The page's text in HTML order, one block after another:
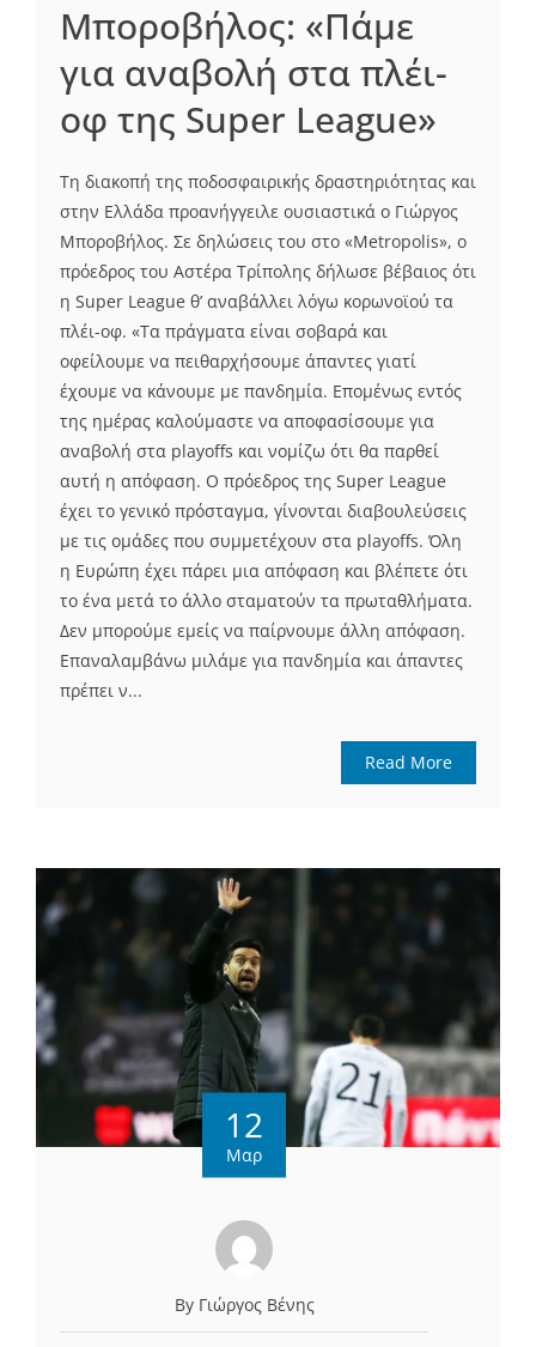
Μποροβήλος: «Πάμε
για αναβολή στα πλέι-
οφ της Super League»
Τη διακοπή της ποδοσφαιρικής δραστηριότητας και
στην Ελλάδα προανήγγειλε ουσιαστικά ο Γιώργος
Μποροβήλος. Σε δηλώσεις του στο «Metropolis», ο
πρόεδρος του Αστέρα Τρίπολης δήλωσε βέβαιος ότι
η Super League θ’ αναβάλλει λόγω κορωνοϊού τα
πλέι-οφ. «Τα πράγματα είναι σοβαρά και
οφείλουμε να πειθαρχήσουμε άπαντες γιατί
έχουμε να κάνουμε με πανδημία. Επομένως εντός
της ημέρας καλούμαστε να αποφασίσουμε για
αναβολή στα playoffs και νομίζω ότι θα παρθεί
αυτή η απόφαση. Ο πρόεδρος της Super League
έχει το γενικό πρόσταγμα, γίνονται διαβουλεύσεις
με τις ομάδες που συμμετέχουν στα playoffs. Όλη
η Ευρώπη έχει πάρει μια απόφαση και βλέπετε ότι
το ένα μετά το άλλο σταματούν τα πρωταθλήματα.
Δεν μπορούμε εμείς να παίρνουμε άλλη απόφαση.
Επαναλαμβάνω μιλάμε για πανδημία και άπαντες
πρέπει ν...
Read More
12
Μαρ
By Γιώργος Βένης